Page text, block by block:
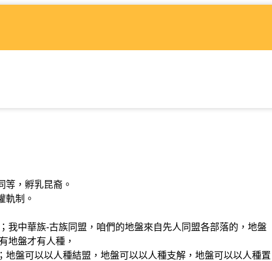
等，孵乳昆裔。
制。
中華族-古族同盟，咱們的地盤來自先人同盟各部落的，地盤
地盤才有人種，
盤可以以人種結盟，地盤可以以人種支解，地盤可以以人種置